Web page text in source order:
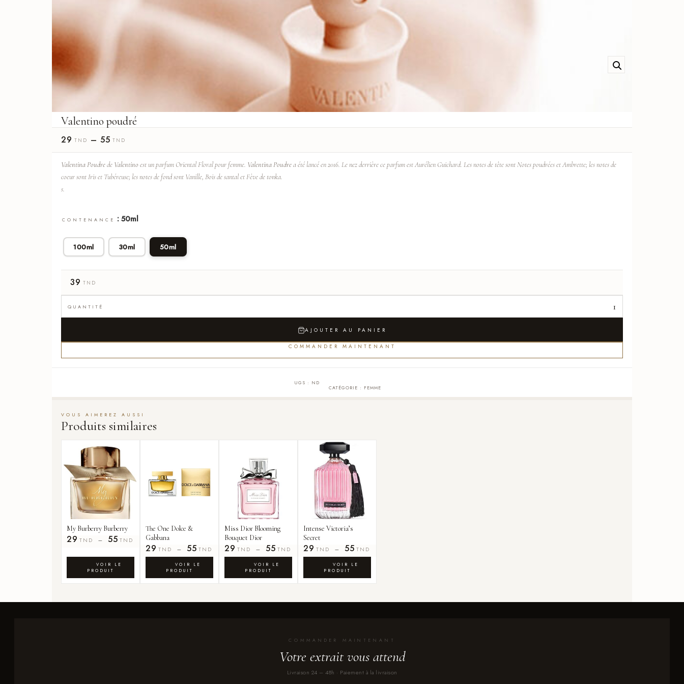
Valentino poudré
29 TND – 55 TND
Valentina Poudrede Valentinoest un parfum Oriental Floral pour femme. Valentina Poudrea été lancé en 2016. Le nez derrière ce parfum est Aurélien Guichard. Les notes de tête sont Notes poudrées et Ambrette; les notes de
coeur sont Iris et Tubéreuse; les notes de fond sont Vanille, Bois de santal et Fève de tonka.
s.
CONTENANCE : 50ml
100ml 30ml 50ml
39 TND
AJOUTER AU PANIER
COMMANDER MAINTENANT
UGS : ND
CATÉGORIE : FEMME
Produits similaires
My Burberry Burberry
29 TND – 55 TND
The One Dolce &
Gabbana
29 TND – 55 TND
Miss Dior Blooming
Bouquet Dior
29 TND – 55 TND
Intense Victoria’s
Secret
29 TND – 55 TND
COMMANDER MAINTENANT
Votre extrait vous attend
Livraison 24 – 48h · Paiement à la livraison